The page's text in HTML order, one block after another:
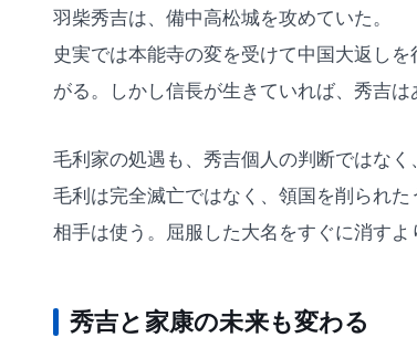
羽柴秀吉は、備中高松城を攻めていた。
史実では本能寺の変を受けて中国大返し
がる。しかし信長が生きていれば、秀吉
毛利家の処遇も、秀吉個人の判断ではな
毛利は完全滅亡ではなく、領国を削られ
相手は使う。屈服した大名をすぐに消す
秀吉と家康の未来も変わる